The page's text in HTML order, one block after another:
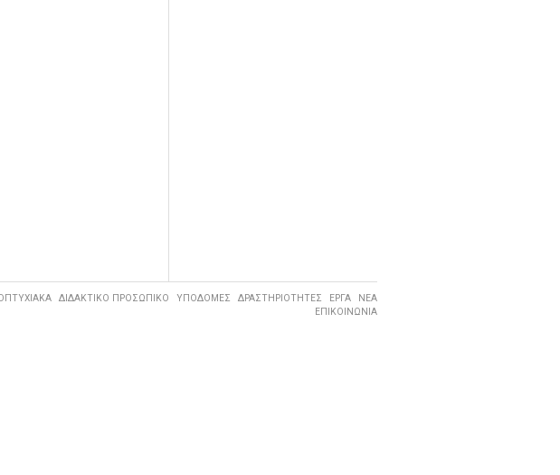
ΔΙΔΑΚΤΙΚΟ ΠΡΟΣΩΠΙΚΟ ΥΠΟΔΟΜΕΣ ΔΡΑΣΤΗΡΙΟΤΗΤΕΣ ΕΡΓΑ
ΝΕΑ
ΕΠΙΚΟΙΝΩΝΙΑ